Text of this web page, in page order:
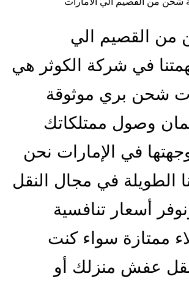
القصيم الي
في شركة الكوثر هي
شحن بري موثوقة
وصول ممتلكاتك
في الإمارات نحن
الطويلة في مجال النقل
أسعار تنافسية
ممتازة سواء كنت
عفش منزلك أو